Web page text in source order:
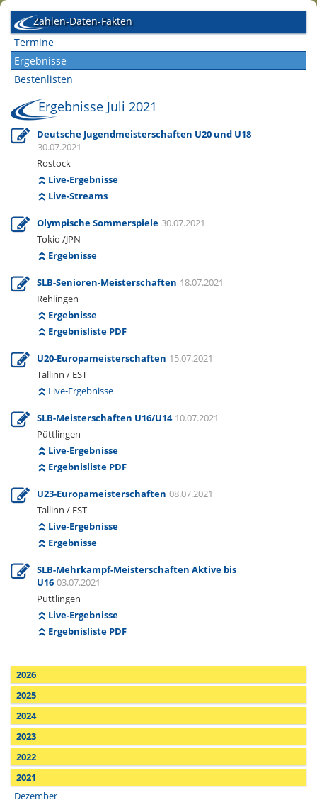
Zahlen-Daten-Fakten
Termine
Ergebnisse
Bestenlisten
Ergebnisse Juli 2021
Deutsche Jugendmeisterschaften U20 und U18
30.07.2021
Rostock
Live-Ergebnisse
Live-Streams
Olympische Sommerspiele 30.07.2021
Tokio /JPN
Ergebnisse
SLB-Senioren-Meisterschaften 18.07.2021
Rehlingen
Ergebnisse
Ergebnisliste PDF
U20-Europameisterschaften 15.07.2021
Tallinn / EST
Live-Ergebnisse
SLB-Meisterschaften U16/U14 10.07.2021
Püttlingen
Live-Ergebnisse
Ergebnisliste PDF
U23-Europameisterschaften 08.07.2021
Tallinn / EST
Live-Ergebnisse
Ergebnisse
SLB-Mehrkampf-Meisterschaften Aktive bis
U16 03.07.2021
Püttlingen
Live-Ergebnisse
Ergebnisliste PDF
2026
2025
2024
2023
2022
2021
Dezember